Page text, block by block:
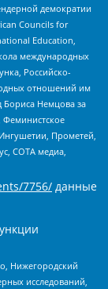
демократии
Councils for
Education,
международных
Российско-
отношений им
Немцова за
Прометей,
СОТА медиа,
7756/ данные
Нижегородский
исследований,